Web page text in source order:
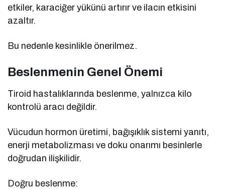
etkiler, karaciğer yükünü artırır ve ilacın etkisini
azaltır.
Bu nedenle kesinlikle önerilmez.
Beslenmenin Genel Önemi
Tiroid hastalıklarında beslenme, yalnızca kilo
kontrolü aracı değildir.
Vücudun hormon üretimi, bağışıklık sistemi yanıtı,
enerji metabolizması ve doku onarımı besinlerle
doğrudan ilişkilidir.
Doğru beslenme: